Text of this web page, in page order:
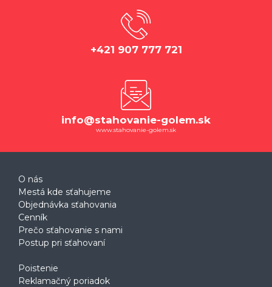
+421 907 777 721
info@stahovanie-golem.sk
www.stahovanie-golem.sk
O nás
Mestá kde sťahujeme
Objednávka sťahovania
Cenník
Prečo sťahovanie s nami
Postup pri sťahovaní
Poistenie
Reklamačný poriadok